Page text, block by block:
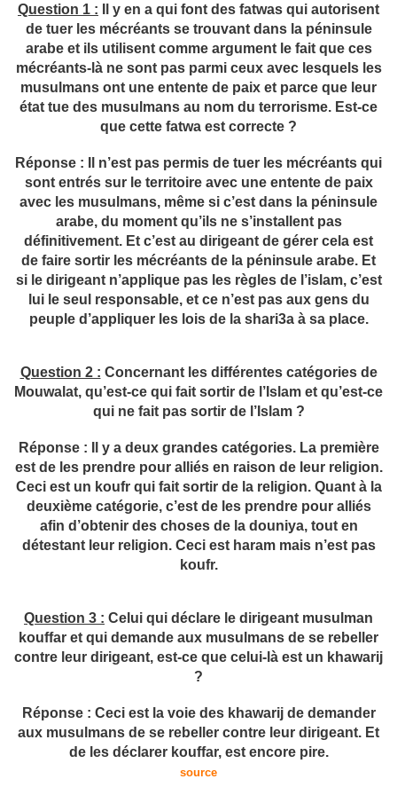
Question 1 : Il y en a qui font des fatwas qui autorisent
de tuer les mécréants se trouvant dans la péninsule
arabe et ils utilisent comme argument le fait que ces
mécréants-là ne sont pas parmi ceux avec lesquels les
musulmans ont une entente de paix et parce que leur
état tue des musulmans au nom du terrorisme. Est-ce
que cette fatwa est correcte ?
Réponse : Il n’est pas permis de tuer les mécréants qui
sont entrés sur le territoire avec une entente de paix
avec les musulmans, même si c’est dans la péninsule
arabe, du moment qu’ils ne s’installent pas
définitivement. Et c’est au dirigeant de gérer cela est
de faire sortir les mécréants de la péninsule arabe. Et
si le dirigeant n’applique pas les règles de l’islam, c’est
lui le seul responsable, et ce n’est pas aux gens du
peuple d’appliquer les lois de la shari3a à sa place.
Question 2 : Concernant les différentes catégories de
Mouwalat, qu’est-ce qui fait sortir de l’Islam et qu’est-ce
qui ne fait pas sortir de l’Islam ?
Réponse : Il y a deux grandes catégories. La première
est de les prendre pour alliés en raison de leur religion.
Ceci est un koufr qui fait sortir de la religion. Quant à la
deuxième catégorie, c’est de les prendre pour alliés
afin d’obtenir des choses de la douniya, tout en
détestant leur religion. Ceci est haram mais n’est pas
koufr.
Question 3 : Celui qui déclare le dirigeant musulman
kouffar et qui demande aux musulmans de se rebeller
contre leur dirigeant, est-ce que celui-là est un khawarij
?
Réponse : Ceci est la voie des khawarij de demander
aux musulmans de se rebeller contre leur dirigeant. Et
de les déclarer kouffar, est encore pire.
source